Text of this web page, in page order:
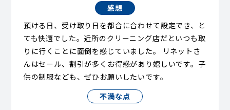
感想
預ける日、受け取り日を都合に合わせて設定でき、と
ても快適でした。近所のクリーニング店だといつも取
りに行くことに面倒を感じていました。 リネットさ
んはセール、割引が多くお得感があり嬉しいです。子
供の制服なども、ぜひお願いしたいです。
不満な点